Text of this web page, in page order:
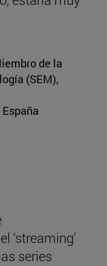
de la
(SEM),
‘streaming’
series